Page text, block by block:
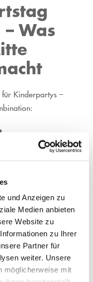
und Anzeigen zu
Medien anbieten
Website zu
zu Ihrer
Partner für
weiter. Unsere
möglicherweise mit
Was
Kinderpartys –
Kinder
Zuschauer
– ohne weite
Die
für Kinder ab 6
Teenies bis 14
Fertige
und klare